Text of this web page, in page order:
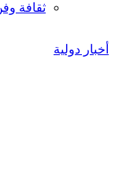
ثقافة
أخبار دولية